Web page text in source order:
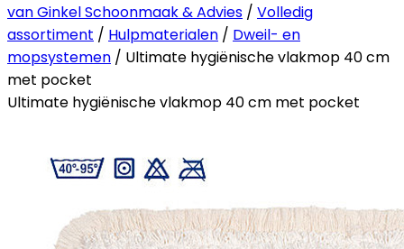
van Ginkel Schoonmaak & Advies / Volledig
assortiment / Hulpmaterialen / Dweil- en
mopsystemen / Ultimate hygiënische vlakmop 40 cm
met pocket
Ultimate hygiënische vlakmop 40 cm met pocket